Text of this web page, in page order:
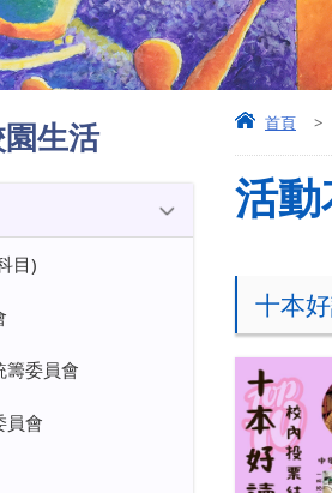
首頁 >
活
十本
生活
目)
籌委員會
員會